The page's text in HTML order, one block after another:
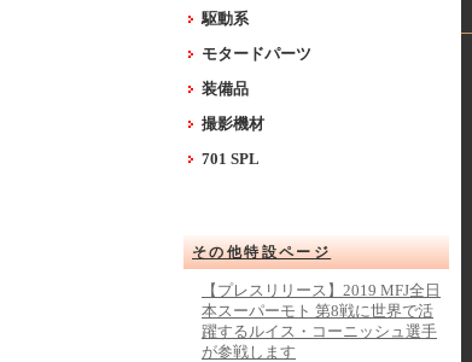
駆動系
モタードパーツ
装備品
撮影機材
701 SPL
その他特設ページ
【プレスリリース】2019 MFJ全日
本スーパーモト 第8戦に世界で活
躍するルイス・コーニッシュ選手
が参戦します